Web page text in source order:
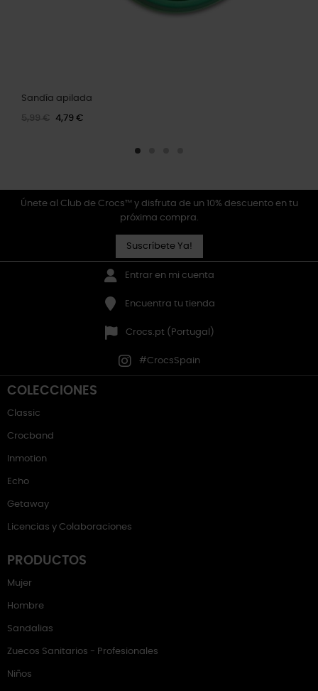
Sandía apilada
5,99 € 4,79 €
Únete al Club de Crocs™ y disfruta de un 10% descuento en tu
próxima compra.
Suscríbete Ya!
Entrar en mi cuenta
Encuentra tu tienda
Crocs.pt (Portugal)
#CrocsSpain
COLECCIONES
Classic
Crocband
Inmotion
Echo
Getaway
Licencias y Colaboraciones
PRODUCTOS
Mujer
Hombre
Sandalias
Zuecos Sanitarios - Profesionales
Niños